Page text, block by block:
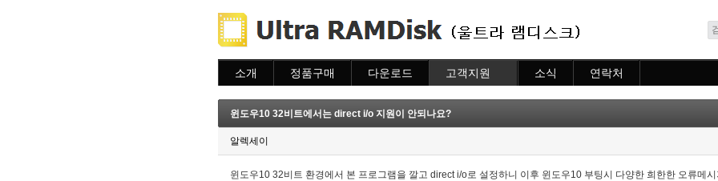
소개 정품구매
주문조회
이용안내
다운로드 고객지원
자주묻는질문
질문하기
소식 연락처
윈도우10 32비트에서는 direct i/o 지원이 안되나요?
알렉세이
윈도우10 32비트 환경에서 본 프로그램을 깔고 direct i/o로 설정하니 이후 윈도우10 부팅시 다양한 희한한 오류메